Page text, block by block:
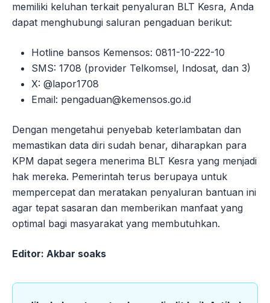
memiliki keluhan terkait penyaluran BLT Kesra, Anda
dapat menghubungi saluran pengaduan berikut:
Hotline bansos Kemensos: 0811-10-222-10
SMS: 1708 (provider Telkomsel, Indosat, dan 3)
X: @lapor1708
Email: pengaduan@kemensos.go.id
Dengan mengetahui penyebab keterlambatan dan
memastikan data diri sudah benar, diharapkan para
KPM dapat segera menerima BLT Kesra yang menjadi
hak mereka. Pemerintah terus berupaya untuk
mempercepat dan meratakan penyaluran bantuan ini
agar tepat sasaran dan memberikan manfaat yang
optimal bagi masyarakat yang membutuhkan.
Editor: Akbar soaks